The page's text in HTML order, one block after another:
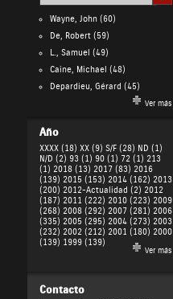
Wayne, John(60)
De, Robert(59)
L., Samuel (49)
Caine, Michael (48)
Depardieu, Gérard (45)
Ver más
Año
XXXX (18) XX (9) S/F (28) ND (1)
N/D (2) 93 (1) 90 (1) 72 (1) 213
(1) 2018 (13) 2017 (83) 2016
(139) 2015 (153) 2014 (162) 2013
(200) 2012-Actualidad (2) 2012
(187) 2011 (222) 2010 (223) 2009
(268) 2008 (292) 2007 (281) 2006
(335) 2005 (295) 2004 (273) 2003
(232) 2002 (212) 2001 (180) 2000
(139) 1999 (139)
Ver más
Contacto